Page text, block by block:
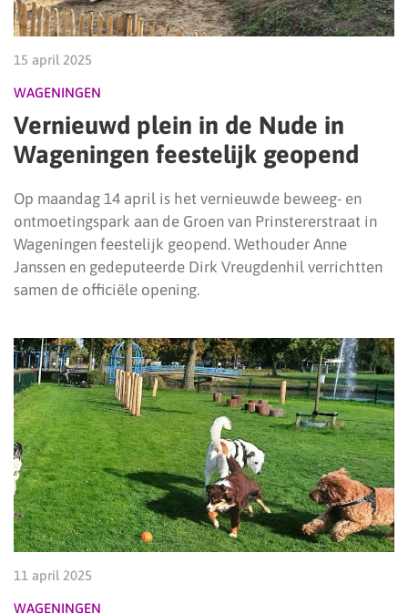
15 april 2025
WAGENINGEN
Vernieuwd plein in de Nude in
Wageningen feestelijk geopend
Op maandag 14 april is het vernieuwde beweeg- en
ontmoetingspark aan de Groen van Prinstererstraat in
Wageningen feestelijk geopend. Wethouder Anne
Janssen en gedeputeerde Dirk Vreugdenhil verrichtten
samen de officiële opening.
11 april 2025
WAGENINGEN